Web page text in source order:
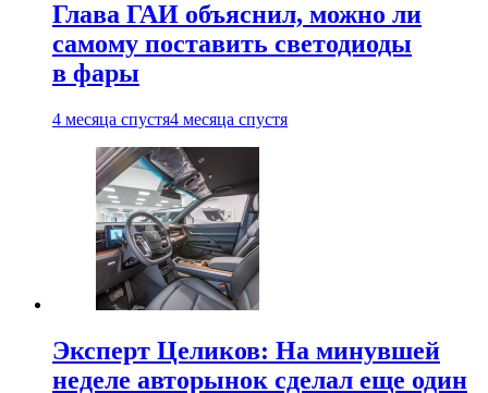
Глава ГАИ объяснил, можно ли
самому поставить светодиоды
в фары
4 месяца спустя4 месяца спустя
Эксперт Целиков: На минувшей
неделе авторынок сделал еще один